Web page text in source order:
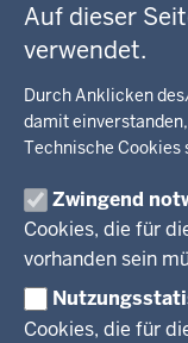
Auf dieser
verwendet.
Durch Anklicken
damit
Technische
Zwingend
Cookies, die für
vorhanden sein
Cookies, die für
Energie, Bergbau
Recht, Ordnung
Integration,
Behördenleitung
Regierungsbezirk
KARRIERE
Aktuelle
Pressestelle
Social Media
Amtsblatt